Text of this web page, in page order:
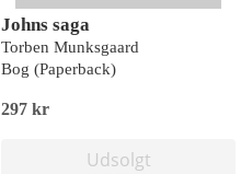
Johns saga
Torben Munksgaard
Bog (Paperback)
297 kr
Udsolgt